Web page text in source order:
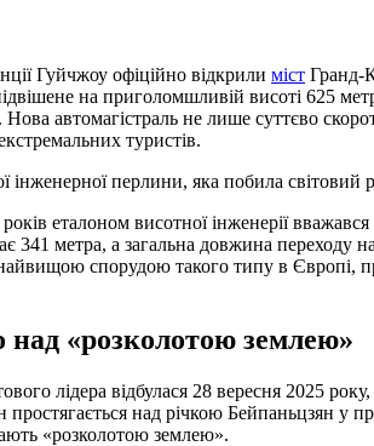
Гуйчжоу офіційно відкрили міст Гранд-
на приголомшливій висоті 625
автомагістраль не лише суттєво
туристів.
інженерної перлини, яка побила світовий
еталоном висотної інженерії
341 метра, а загальна довжина переходу
спорудою такого типу в Європі,
над «розколотою землею»
лідера відбулася 28 вересня 2025
простягається над річкою Бейпаньцзян у
«розколотою землею».